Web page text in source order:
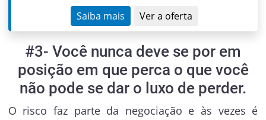
Saiba mais Ver a oferta
#3- Você nunca deve se por em
posição em que perca o que você
não pode se dar o luxo de perder.
O risco faz parte da negociação e às vezes é